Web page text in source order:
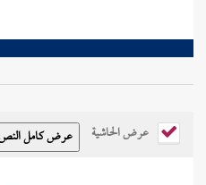
عرض الحاشية